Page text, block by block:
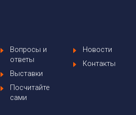
Вопросы и
ответы
Выставки
Посчитайте
сами
Новости
Контакты